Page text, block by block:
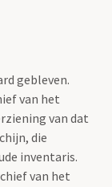
gebleven.
van het
van dat
die
inventaris.
van het